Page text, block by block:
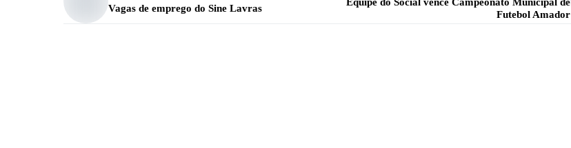
Vagas de emprego do Sine Lavras
Futebol Amador